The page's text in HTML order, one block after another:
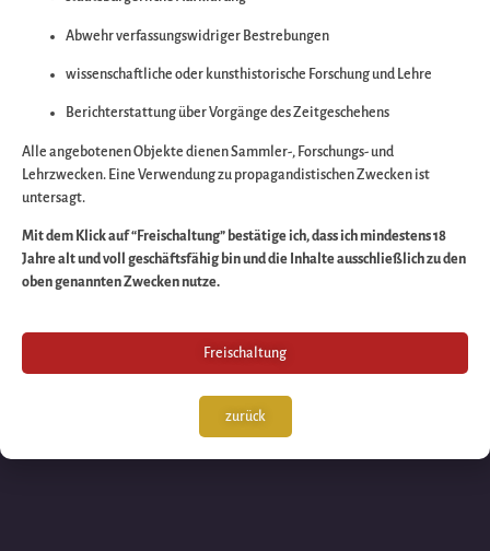
Wir arbeiten an
großartigen Sache
schauen Sie bald
wieder vorbei!
Abwehr verfassungswidriger Bestrebungen
wissenschaftliche oder kunsthistorische Forschung und Lehre
Berichterstattung über Vorgänge des Zeitgeschehens
Alle angebotenen Objekte dienen Sammler-, Forschungs- und
Lehrzwecken. Eine Verwendung zu propagandistischen Zwecken ist
untersagt.
Mit dem Klick auf “Freischaltung” bestätige ich, dass ich mindestens 18
Jahre alt und voll geschäftsfähig bin und die Inhalte ausschließlich zu den
oben genannten Zwecken nutze.
Freischaltung
zurück